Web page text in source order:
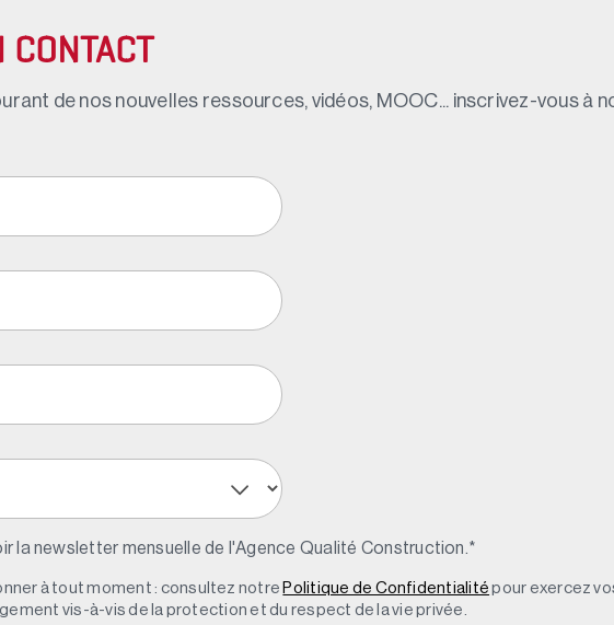
de nos nouvelles ressources, vidéos, MOOC... inscrivez-vous à
la newsletter mensuelle de l'Agence Qualité Construction.*
à tout moment : consultez notre Politique de Confidentialité pour exercez
vis-à-vis de la protection et du respect de la vie privée.